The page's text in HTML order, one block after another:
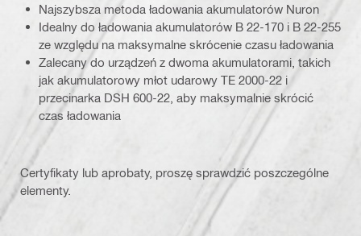
Najszybsza metoda ładowania akumulatorów Nuron
Idealny do ładowania akumulatorów B 22-170 i B 22-255
ze względu na maksymalne skrócenie czasu ładowania
Zalecany do urządzeń z dwoma akumulatorami, takich
jak akumulatorowy młot udarowy TE 2000-22 i
przecinarka DSH 600-22, aby maksymalnie skrócić
czas ładowania
Certyfikaty lub aprobaty, proszę sprawdzić poszczególne
elementy.